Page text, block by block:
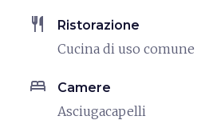
restaurant Ristorazione
Cucina di uso comune
bed Camere
Asciugacapelli